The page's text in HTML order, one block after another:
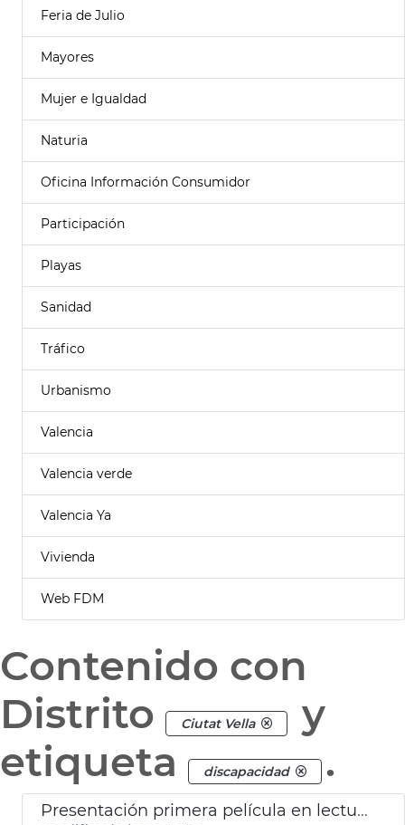
Feria de Julio
Mayores
Mujer e Igualdad
Naturia
Oficina Información Consumidor
Participación
Playas
Sanidad
Tráfico
Urbanismo
Valencia
Valencia verde
Valencia Ya
Vivienda
Web FDM
Contenido con
Distrito
Ciutat Vella
y
etiqueta
discapacidad .
Presentación primera película en lectura fácil en España